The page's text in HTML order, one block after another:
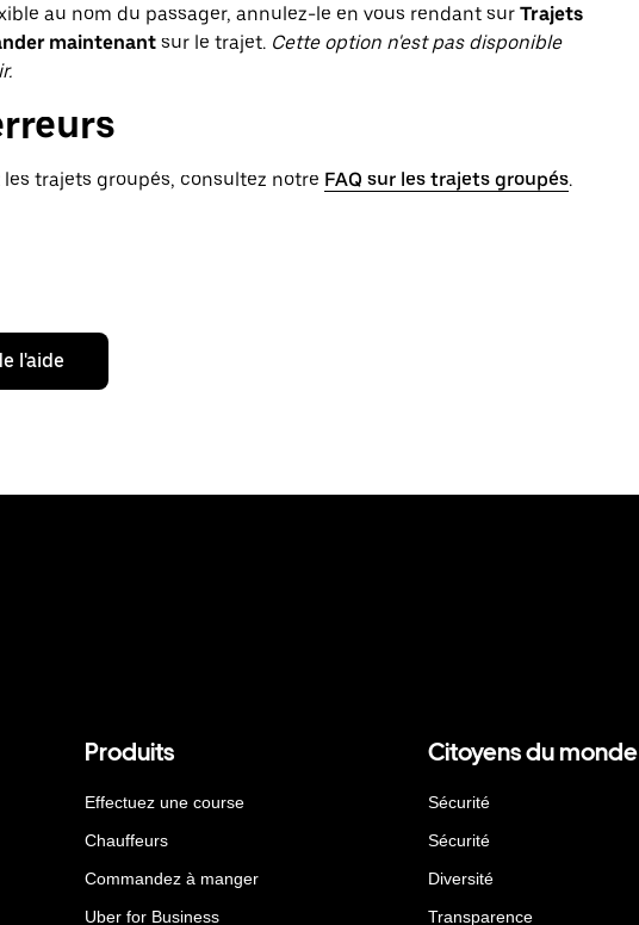
au nom du passager, annulez-le en vous rendant sur Trajets
maintenant sur le trajet. Cette option n'est pas disponible
trajets groupés, consultez notre FAQ sur les trajets groupés.
l'aide
Produits
Effectuez une course
Chauffeurs
Commandez à manger
Uber for Business
Citoyens du monde
Sécurité
Sécurité
Diversité
Transparence